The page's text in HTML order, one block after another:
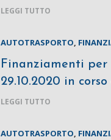
LEGGI TUTTO
AUTOTRASPORTO,
Finanziamenti per
29.10.2020 in
LEGGI TUTTO
AUTOTRASPORTO,